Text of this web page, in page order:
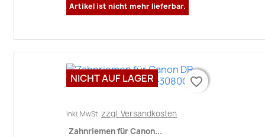
Artikel ist nicht mehr lieferbar.
inkl. MwSt. zzgl. Versandkosten
Zahnriemen für Canon...
favorite_border
NICHT AUF LAGER favorite_border